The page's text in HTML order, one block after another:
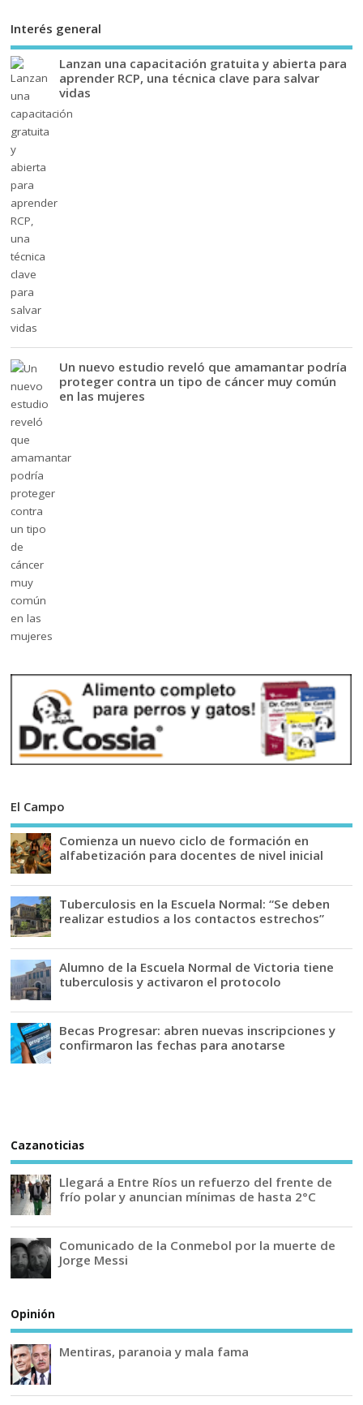
Interés general
Lanzan una capacitación gratuita y abierta para
aprender RCP, una técnica clave para salvar
vidas
Un nuevo estudio reveló que amamantar podría
proteger contra un tipo de cáncer muy común
en las mujeres
El Campo
Comienza un nuevo ciclo de formación en
alfabetización para docentes de nivel inicial
Tuberculosis en la Escuela Normal: “Se deben
realizar estudios a los contactos estrechos”
Alumno de la Escuela Normal de Victoria tiene
tuberculosis y activaron el protocolo
Becas Progresar: abren nuevas inscripciones y
confirmaron las fechas para anotarse
Cazanoticias
Llegará a Entre Ríos un refuerzo del frente de
frío polar y anuncian mínimas de hasta 2°C
Comunicado de la Conmebol por la muerte de
Jorge Messi
Opinión
Mentiras, paranoia y mala fama